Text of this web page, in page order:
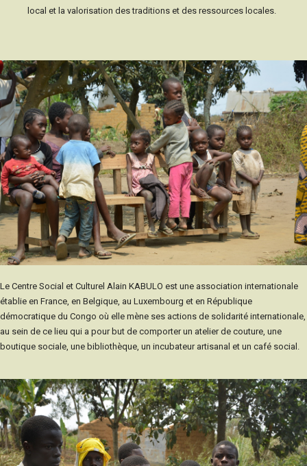
local et la valorisation des traditions et des ressources locales.
Le Centre Social et Culturel Alain KABULO est une association internationale
établie en France, en Belgique, au Luxembourg et en République
démocratique du Congo où elle mène ses actions de solidarité internationale,
au sein de ce lieu qui a pour but de comporter un atelier de couture, une
boutique sociale, une bibliothèque, un incubateur artisanal et un café social.